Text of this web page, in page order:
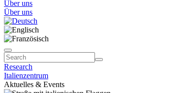
Über uns
Über uns
Research
Italienzentrum
Aktuelles & Events